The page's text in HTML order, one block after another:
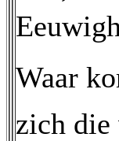
Waar
zich die